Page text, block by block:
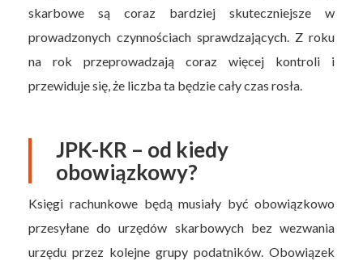
skarbowe są coraz bardziej skuteczniejsze w
prowadzonych czynnościach sprawdzających. Z roku
na rok przeprowadzają coraz więcej kontroli i
przewiduje się, że liczba ta będzie cały czas rosła.
JPK-KR – od kiedy
obowiązkowy?
Księgi rachunkowe będą musiały być obowiązkowo
przesyłane do urzędów skarbowych bez wezwania
urzędu przez kolejne grupy podatników. Obowiązek